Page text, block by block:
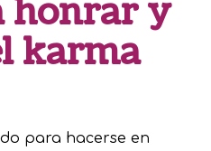
honrar y
karma
para hacerse en